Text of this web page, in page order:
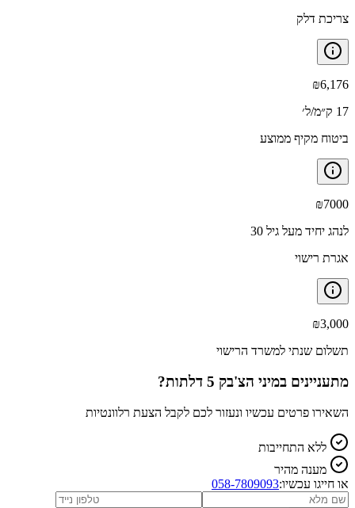
צריכת דלק
₪6,176
17 ק״מ/ל׳
ביטוח מקיף ממוצע
₪7000
לנהג יחיד מעל גיל 30
אגרת רישוי
₪3,000
תשלום שנתי למשרד הרישוי
מתעניינים במיני הצ'בק 5 דלתות ?
השאירו פרטים עכשיו ונעזור לכם לקבל הצעת רלוונטיות
ללא התחייבות
מענה מהיר
או חייגו עכשיו:058-7809093